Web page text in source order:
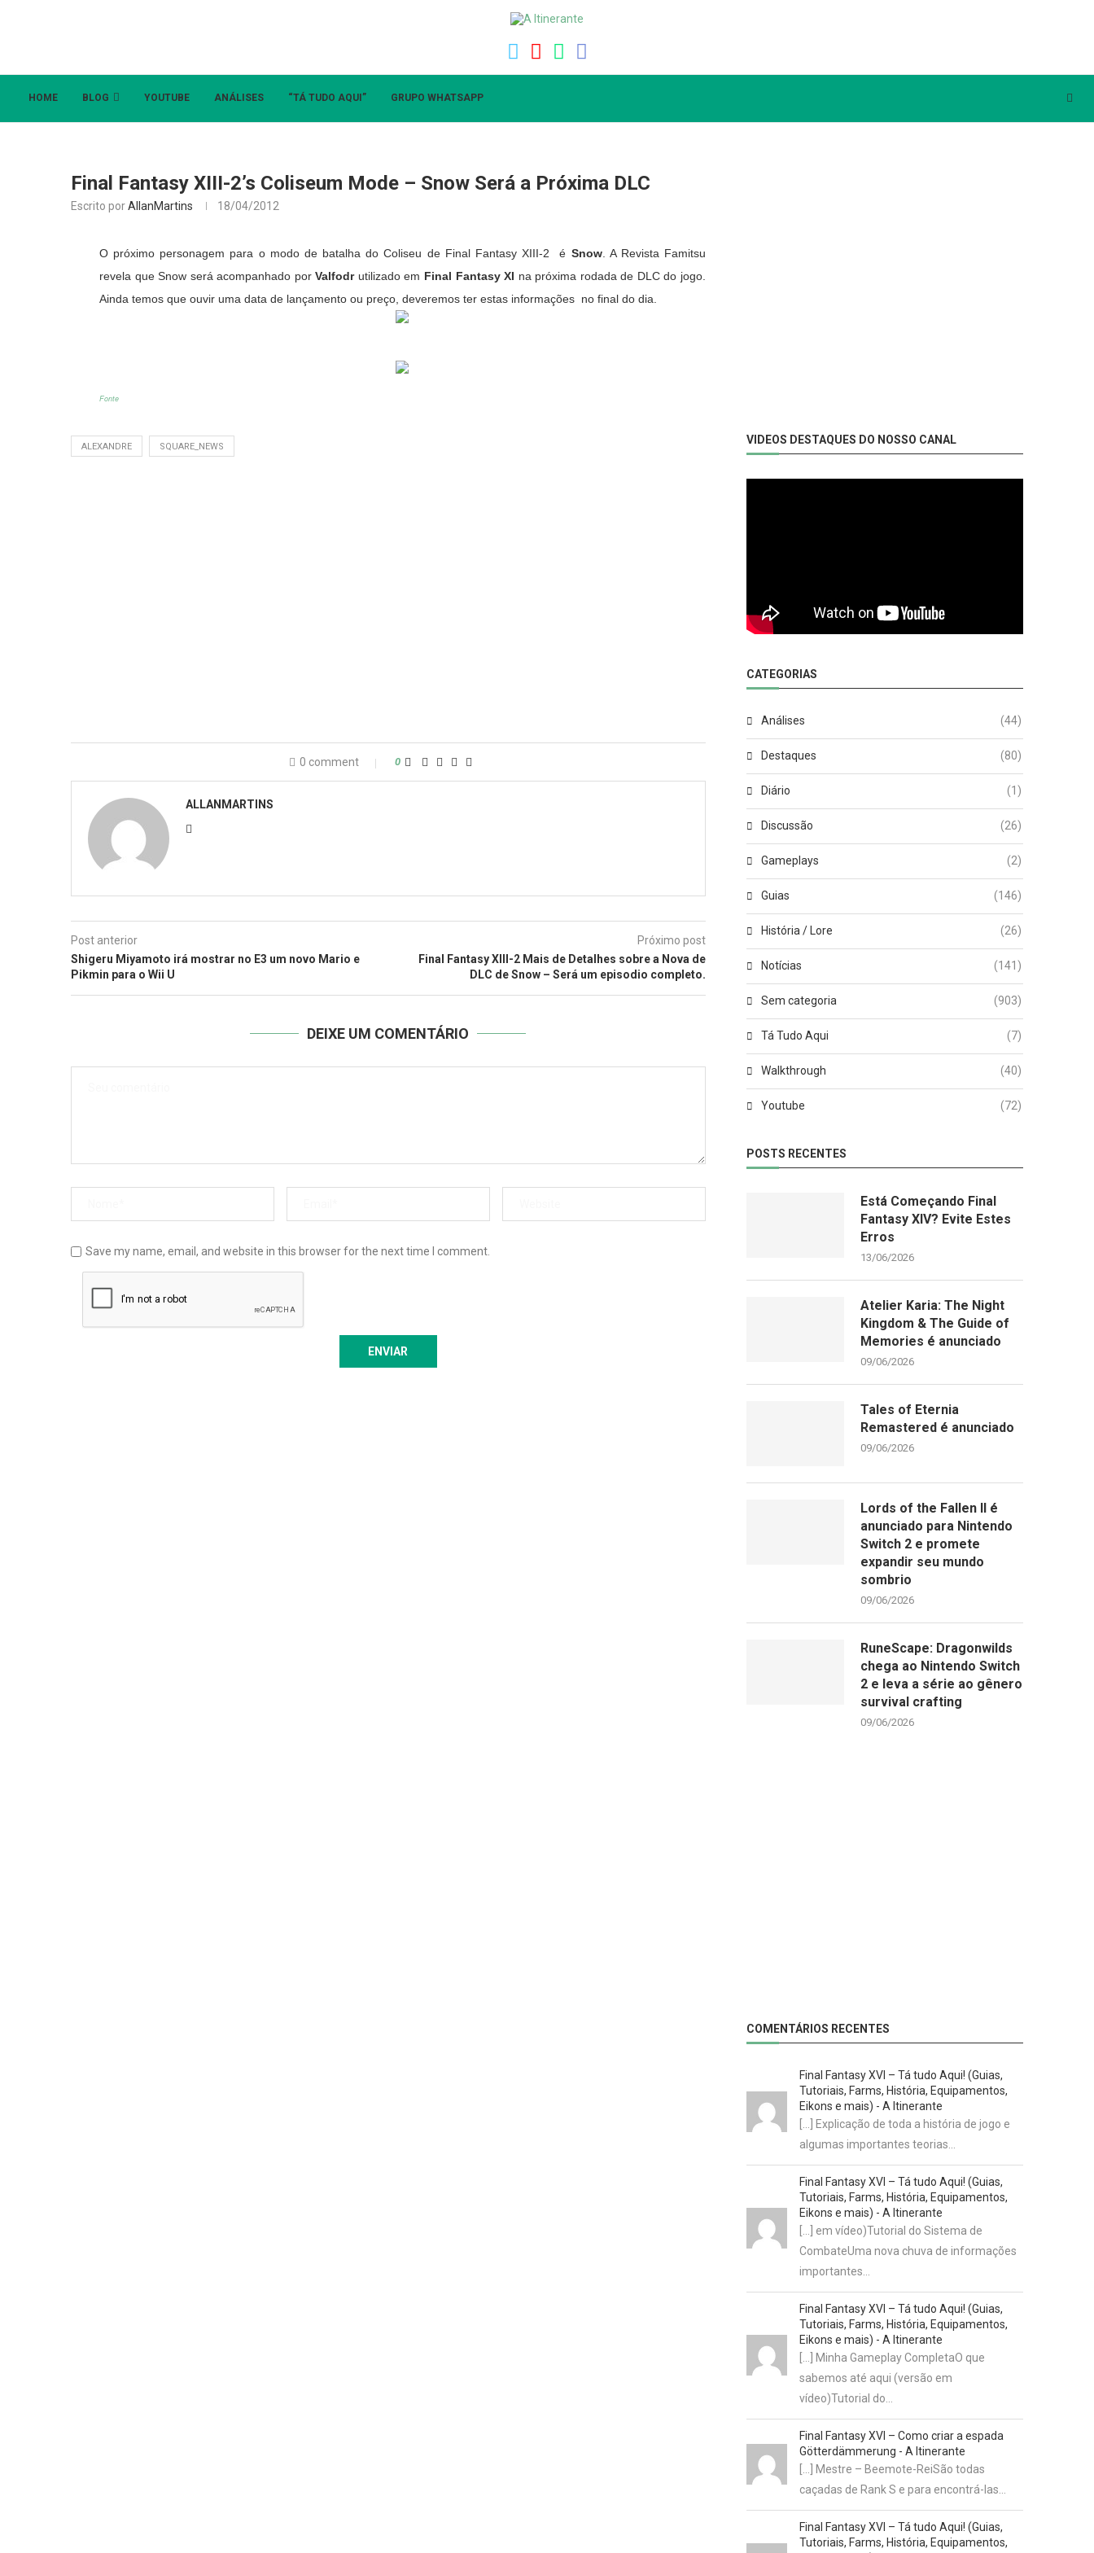
HOME BLOG YOUTUBE ANÁLISES “TÁ TUDO AQUI” GRUPO WHATSAPP
Final Fantasy XIII-2’s Coliseum Mode – Snow Será a Próxima DLC
Escrito porAllanMartins 18/04/2012
O próximo personagem para o modo de batalhado Coliseu deFinal Fantasy XIII-2 é Snow. A Revista Famitsu
revela que Snow será acompanhado porValfodrutilizado em Final Fantasy XI na próxima rodada de DLC do jogo.
Ainda temos que ouvir uma data de lançamento ou preço, deveremos ter estas informações no final do dia.
Fonte
ALEXANDRE SQUARE_NEWS
0 comment 0
ALLANMARTINS
Post anterior
Shigeru Miyamoto irá mostrar no E3 um novo Mario e
Pikmin para o Wii U
Próximo post
Final Fantasy XIII-2 Mais de Detalhes sobre a Nova de
DLC de Snow – Será um episodio completo.
DEIXE UM COMENTÁRIO
Save my name, email, and website in this browser for the next time I comment.
VIDEOS DESTAQUES DO NOSSO CANAL
CATEGORIAS
Análises (44)
Destaques (80)
Diário (1)
Discussão (26)
Gameplays (2)
Guias (146)
História / Lore (26)
Notícias (141)
Sem categoria (903)
Tá Tudo Aqui (7)
Walkthrough (40)
Youtube (72)
POSTS RECENTES
Está Começando Final
Fantasy XIV? Evite Estes
Erros
13/06/2026
Atelier Karia: The Night
Kingdom & The Guide of
Memories é anunciado
09/06/2026
Tales of Eternia
Remastered é anunciado
09/06/2026
Lords of the Fallen II é
anunciado para Nintendo
Switch 2 e promete
expandir seu mundo
sombrio
09/06/2026
RuneScape: Dragonwilds
chega ao Nintendo Switch
2 e leva a série ao gênero
survival crafting
09/06/2026
COMENTÁRIOS RECENTES
Final Fantasy XVI – Tá tudo Aqui! (Guias,
Tutoriais, Farms, História, Equipamentos,
Eikons e mais) - A Itinerante
[…] Explicação de toda a história de jogo e
algumas importantes teorias…
Final Fantasy XVI – Tá tudo Aqui! (Guias,
Tutoriais, Farms, História, Equipamentos,
Eikons e mais) - A Itinerante
[…] em vídeo)Tutorial do Sistema de
CombateUma nova chuva de informações
importantes…
Final Fantasy XVI – Tá tudo Aqui! (Guias,
Tutoriais, Farms, História, Equipamentos,
Eikons e mais) - A Itinerante
[…] Minha Gameplay CompletaO que
sabemos até aqui (versão em
vídeo)Tutorial do…
Final Fantasy XVI – Como criar a espada
Götterdämmerung - A Itinerante
[…] Mestre – Beemote-ReiSão todas
caçadas de Rank S e para encontrá-las…
Final Fantasy XVI – Tá tudo Aqui! (Guias,
Tutoriais, Farms, História, Equipamentos,